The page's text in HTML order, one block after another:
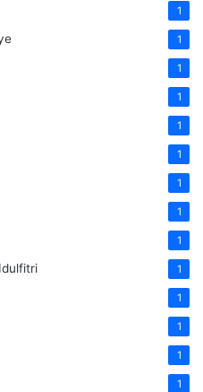
1
1
1
1
1
1
1
1
1
1
1
1
1
1